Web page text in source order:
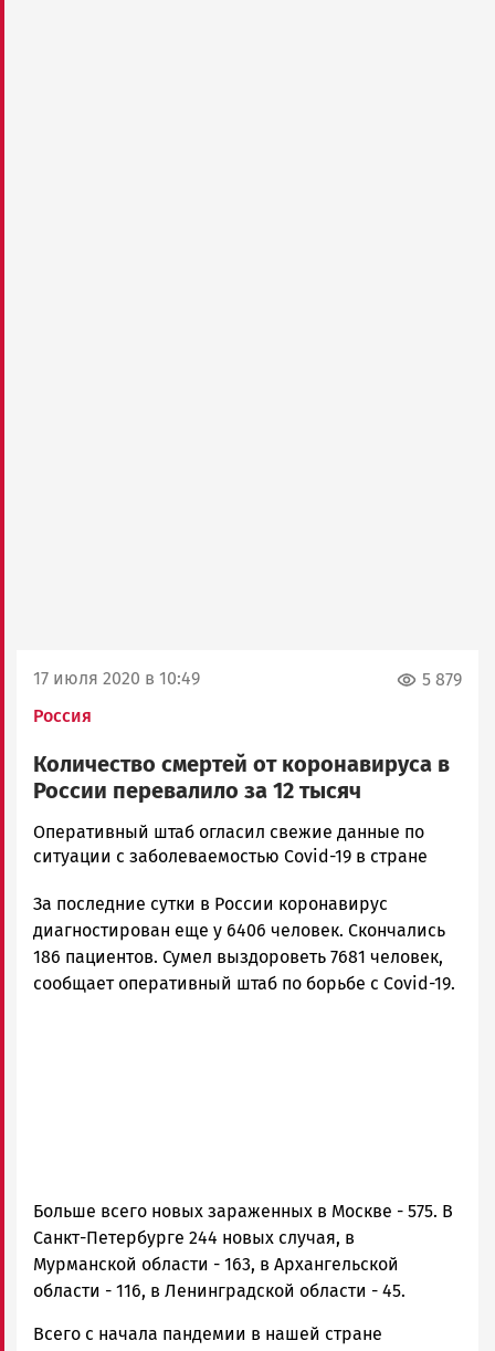
17 июля 2020 в 10:49
Россия
5 879
Количество смертей от коронавируса в
России перевалило за 12 тысяч
Корректор
Новости
и
Карелии
|
Петрозаводск
Оперативный штаб огласил свежие данные по
ситуации с заболеваемостью Covid-19 в стране
За последние сутки в России коронавирус
диагностирован еще у 6406 человек. Скончались
186 пациентов. Сумел выздороветь 7681 человек,
сообщает оперативный штаб по борьбе с Covid-19.
Больше всего новых зараженных в Москве - 575. В
Санкт-Петербурге 244 новых случая, в
Мурманской области - 163, в Архангельской
области - 116, в Ленинградской области - 45.
Всего с начала пандемии в нашей стране